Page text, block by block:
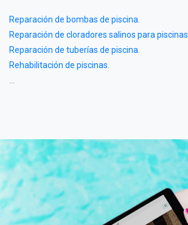
Reparación de bombas de piscina
Reparación de cloradores salinos para piscinas
Reparación de tuberías de piscina
Rehabilitación de piscinas